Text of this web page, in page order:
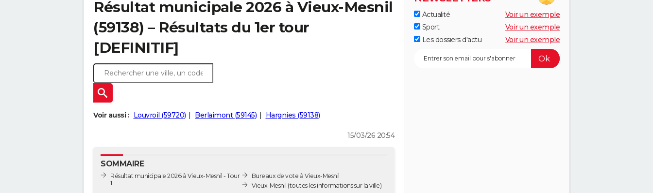
Résultat municipale 2026 à Vieux-Mesnil
(59138) – Résultats du 1er tour
[DEFINITIF]
Voir aussi : Louvroil (59720) Berlaimont (59145) Hargnies (59138)
15/03/26 20:54
SOMMAIRE
Résultat municipale 2026 à Vieux-Mesnil - Tour
1
Bureaux de vote à Vieux-Mesnil
Vieux-Mesnil (toutes les informations sur la ville)
Actualité
Voir un exemple
Sport
Voir un exemple
Les dossiers d'actu
Voir un exemple